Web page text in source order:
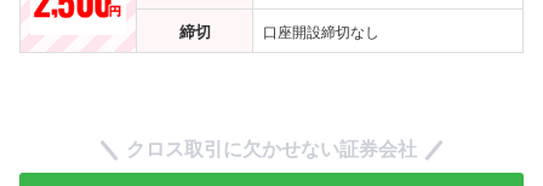
締切 口座開設締切なし
クロス取引に欠かせない証券会社